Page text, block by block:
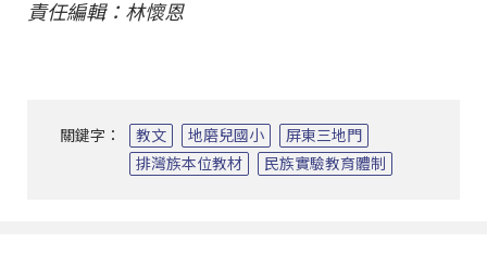
責任編輯：林懷恩
關鍵字： 教文 地磨兒國小
屏東三地門
排灣族本位教材
民族實驗教育體制